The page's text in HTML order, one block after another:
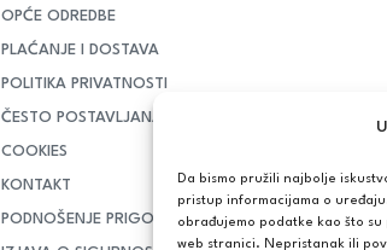
Da bismo pružili najbolje
pristup informacijama o
obrađujemo podatke kao što
web stranici. Nepristanak ili
OPĆE ODREDBE
PLAĆANJE I DOSTAVA
POLITIKA PRIVATNOSTI
ČESTO POSTAVLJANA PITANJA
COOKIES
KONTAKT
PODNOŠENJE PRIGOVORA POTROŠAČA